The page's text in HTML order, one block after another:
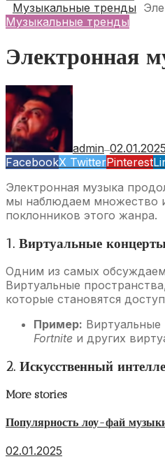
Музыкальные тренды
Музыкальные тренды
Электронная
admin—02.01.2025
FacebookX TwitterPinterest
Электронная музыка
мы наблюдаем множество
поклонников этого жанра.
1. Виртуальные
Одним из самых
Виртуальные
которые становятся
Пример:
Fortnite и других
2. Искусственный
More stories
Популярность лоу-фай
02.01.2025